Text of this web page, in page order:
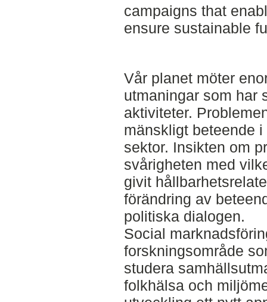
campaigns that
ensure sustainable
Vår planet möter
utmaningar som har
aktiviteter.
mänskligt beteende
sektor. Insikten om
svårigheten med
givit
förändring av
politiska dialogen.
Social
forskningsområde
studera
folkhälsa och